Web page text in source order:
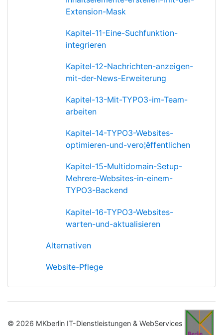
Extension-Mask
Kapitel-11-Eine-Suchfunktion-
integrieren
Kapitel-12-Nachrichten-anzeigen-
mit-der-News-Erweiterung
Kapitel-13-Mit-TYPO3-im-Team-
arbeiten
Kapitel-14-TYPO3-Websites-
optimieren-und-vero¦êffentlichen
Kapitel-15-Multidomain-Setup-
Mehrere-Websites-in-einem-
TYPO3-Backend
Kapitel-16-TYPO3-Websites-
warten-und-aktualisieren
Alternativen
Website-Pflege
© 2026 MKberlin IT-Dienstleistungen & WebServices